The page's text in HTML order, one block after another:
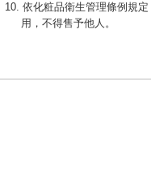
10. 依化粧品衛生管理條例規
用，不得售予他人。